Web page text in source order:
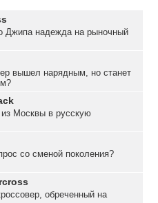
Джипа надежда на рыночный
вышел нарядным, но станет
Москвы в русскую
со сменой поколения?
обреченный на